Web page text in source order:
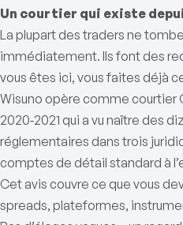
Un courtier qui existe
La plupart des traders ne
immédiatement. Ils font des
vous êtes ici, vous faites déjà
Wisuno opère comme courtier
2020‑2021 qui a vu naître des
réglementaires dans trois
comptes de détail standard à
Cet avis couvre ce que vous
spreads, plateformes,